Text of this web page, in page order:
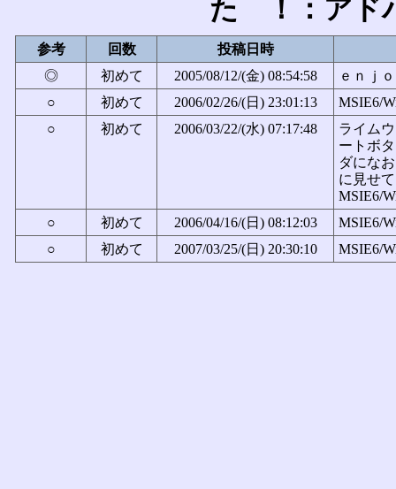
た ！：アド
参考 回数
投稿日時
◎
初めて 2005/08/12/(金) 08:54:58
ｅｎｊ
○
初めて 2006/02/26/(日) 23:01:13
MSIE6/
○
初めて 2006/03/22/(水) 07:17:48
ライム
ートボ
ダにな
に見せ
MSIE6/
○
初めて 2006/04/16/(日) 08:12:03
MSIE6/
○
初めて 2007/03/25/(日) 20:30:10 MSIE6/